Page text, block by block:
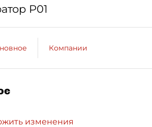
Р01
Компании
изменения